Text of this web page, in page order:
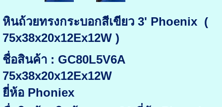
หินถ้วยทรงกระบอกสีเขียว 3' Phoenix (
75x38x20x12Ex12W )
ชื่อสินค้า : GC80L5V6A
75x38x20x12Ex12W
ยี่ห้อ Phoniex